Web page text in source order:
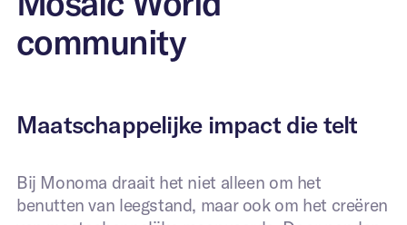
community
Maatschappelijke impact die telt
Bij Monoma draait het niet alleen om het
benutten van leegstand, maar ook om het creëren
*Dit formulier is uitsluitend bedoelt voor organisaties
met (leegstaand) vastgoed. Ben je op zoek naar een
Uw e-mailadres *